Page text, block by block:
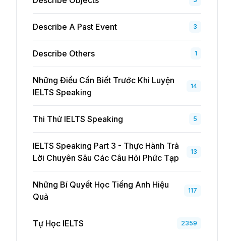
Describe A Past Event 3
Describe Others 1
Những Điều Cần Biết Trước Khi Luyện
IELTS Speaking
14
Thi Thử IELTS Speaking 5
IELTS Speaking Part 3 - Thực Hành Trả
Lời Chuyên Sâu Các Câu Hỏi Phức Tạp
13
Những Bí Quyết Học Tiếng Anh Hiệu
Quả
117
Tự Học IELTS 2359